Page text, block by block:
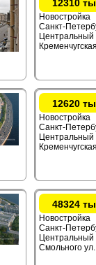
12310
Новостройка
Санкт-
Центральный
12620
Новостройка
Санкт-
Центральный
48324
Новостройка
Санкт-
Центральный
Смольного ул.